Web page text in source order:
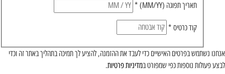
תאריך תפוגה (MM/YY) *
קוד כרטיס *
אנחנו נשתמש בפרטים האישיים כדי לעבד את ההזמנה, להציע לך תמיכה בתהליך באתר זה וכדי
לבצע פעולות נוספות כפי שמפורט במדיניות פרטיות.